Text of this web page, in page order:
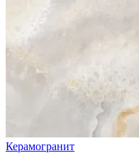
Керамогранит